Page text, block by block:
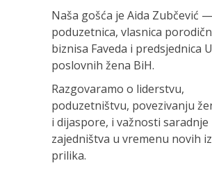
Naša gošća je Aida Zubčević —
poduzetnica, vlasnica
biznisa Faveda i predsjednica
poslovnih žena BiH.
Razgovaramo o liderstvu,
poduzetništvu, povezivanju
i dijaspore, i važnosti saradnje
zajedništva u vremenu novih
prilika.